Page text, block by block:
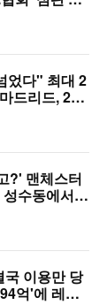
었다" 최대 2
드리드, 21
?' 맨체스터
수동에서
이용만 당
억'에 레알